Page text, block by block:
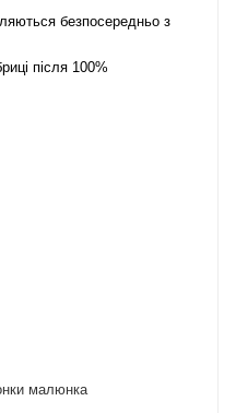
безпосередньо з
після 100%
малюнка